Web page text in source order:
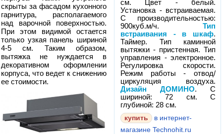
скрыты за фасадом кухонного
гарнитура, располагаемого
над варочной поверхностью.
При этом видимой остается
только узкая панель шириной
4-5 см. Таким образом,
вытяжка не нуждается в
декоративном оформлении
корпуса, что ведет к снижению
ее стоимости.
см. Цвет - белый.
Установка - встраиваемая.
С производительностью:
900куб.м/ч.Тип
встраивания - в шкаф.
Таймер. Тип каминной
вытяжки - пристенная. Тип
управления - электронное.
Регулировка скорости.
Режим работы - отвод/
циркуляция воздуха.
Дизайн ДОМИНО. С
шириной: 72 см. С
глубиной: 28 см.
в интернет-
магазине Technohit.ru